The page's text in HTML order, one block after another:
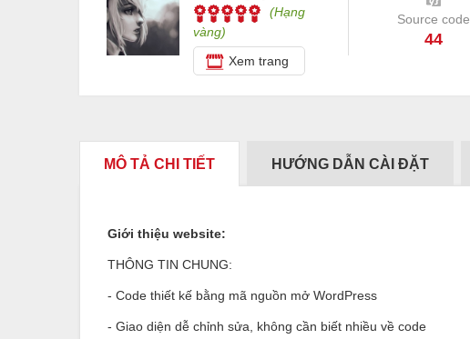
(Hạng
vàng)
Xem trang
Source code
44
MÔ TẢ CHI TIẾT HƯỚNG DẪN CÀI ĐẶT
Giới thiệu website:
THÔNG TIN CHUNG:
- Code thiết kế bằng mã nguồn mở WordPress
- Giao diện dễ chỉnh sửa, không cần biết nhiều về code